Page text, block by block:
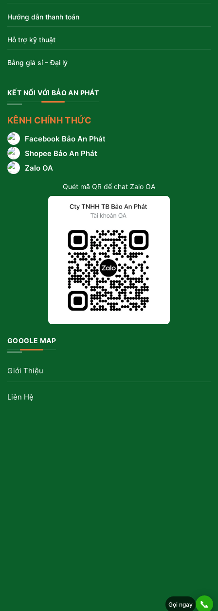
Gọi ngay 📞
Hướng dẫn thanh toán
Hỗ trợ kỹ thuật
Bảng giá sỉ – Đại lý
KẾT NỐI VỚI BẢO AN PHÁT
KÊNH CHÍNH THỨC
Facebook Bảo An Phát
Shopee Bảo An Phát
Zalo OA
Quét mã QR để chat Zalo OA
GOOGLE MAP
Giới Thiệu
Liên Hệ